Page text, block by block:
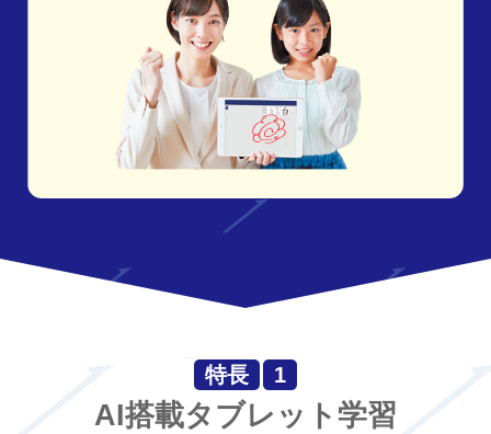
特長 1
AI搭載タブレット学習